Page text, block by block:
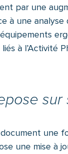
par une
à une
à l’Activité
une
une mise à